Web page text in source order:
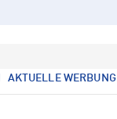
AKTUELLE WERBUNG